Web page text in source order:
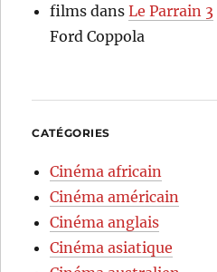
films dansLe Parrain 3
Ford Coppola
CATÉGORIES
Cinéma africain
Cinéma américain
Cinéma anglais
Cinéma asiatique